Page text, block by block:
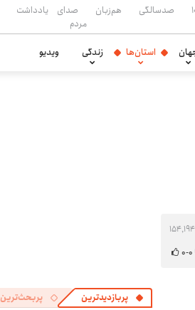
صدسالگی هم‌زبان
صدای
مردم
یادداشت
استان‌ها زندگی ویدیو
۰-۰
پربازدیدترین پربحث‌ترین